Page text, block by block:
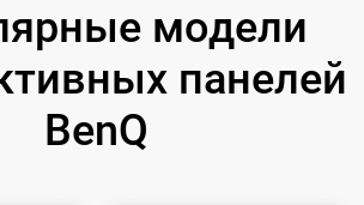
модели
панелей
BenQ